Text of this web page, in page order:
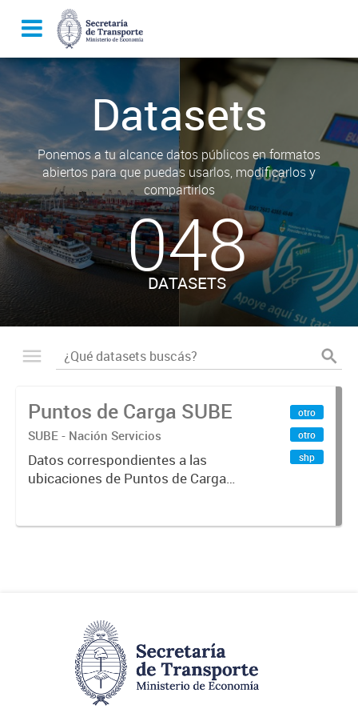
Datasets
Ponemos a tu alcance datos públicos en formatos
abiertos para que puedas usarlos, modificarlos y
compartirlos
048
DATASETS
Puntos de Carga SUBE
SUBE - Nación Servicios
Datos correspondientes a las
ubicaciones de Puntos de Carga
otro
otro
shp